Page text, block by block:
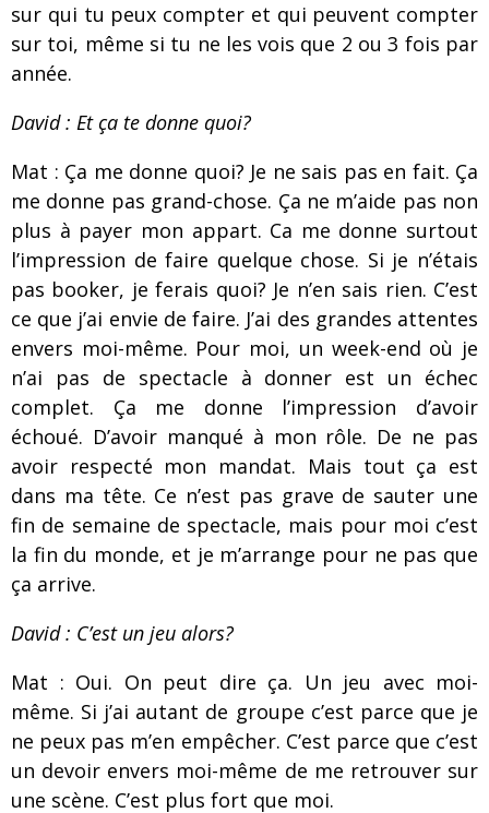
sur qui tu peux compter et qui peuvent compter
sur toi, même si tu ne les vois que 2 ou 3 fois par
année.
David : Et ça te donne quoi?
Mat : Ça me donne quoi? Je ne sais pas en fait. Ça
me donne pas grand-chose. Ça ne m’aide pas non
plus à payer mon appart. Ca me donne surtout
l’impression de faire quelque chose. Si je n’étais
pas booker, je ferais quoi? Je n’en sais rien. C’est
ce que j’ai envie de faire. J’ai des grandes attentes
envers moi-même. Pour moi, un week-end où je
n’ai pas de spectacle à donner est un échec
complet. Ça me donne l’impression d’avoir
échoué. D’avoir manqué à mon rôle. De ne pas
avoir respecté mon mandat. Mais tout ça est
dans ma tête. Ce n’est pas grave de sauter une
fin de semaine de spectacle, mais pour moi c’est
la fin du monde, et je m’arrange pour ne pas que
ça arrive.
David : C’est un jeu alors?
Mat : Oui. On peut dire ça. Un jeu avec moi-
même. Si j’ai autant de groupe c’est parce que je
ne peux pas m’en empêcher. C’est parce que c’est
un devoir envers moi-même de me retrouver sur
une scène. C’est plus fort que moi.